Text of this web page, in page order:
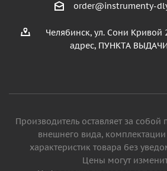
order@instrumenty-
Челябинск, ул. Сони Кривой
адрес, ПУНКТА
Производитель оставляет за
внешнего вида, комплектации
характеристик товара без
Цены могут